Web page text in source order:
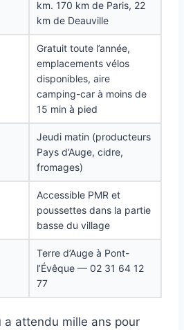
km. 170 km de Paris, 22
km de Deauville
Gratuit toute l’année,
emplacements vélos
disponibles, aire
camping-car à moins de
15 min à pied
Jeudi matin (producteurs
Pays d’Auge, cidre,
fromages)
Accessible PMR et
poussettes dans la partie
basse du village
Terre d’Auge à Pont-
l’Évêque — 02 31 64 12
77
a attendu mille ans pour